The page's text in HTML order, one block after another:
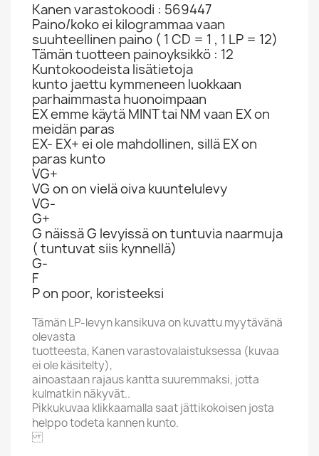
Kanen varastokoodi : 569447
Paino/koko ei kilogrammaa vaan
suuhteellinen paino ( 1 CD = 1 , 1 LP = 12)
Tämän tuotteen painoyksikkö : 12
Kuntokoodeista lisätietoja
kunto jaettu kymmeneen luokkaan
parhaimmasta huonoimpaan
EX emme käytä MINT tai NM vaan EX on
meidän paras
EX- EX+ ei ole mahdollinen, sillä EX on
paras kunto
VG+
VG on on vielä oiva kuuntelulevy
VG-
G+
G näissä G levyissä on tuntuvia naarmuja
( tuntuvat siis kynnellä)
G-
F
P on poor, koristeeksi
Tämän LP-levyn kansikuva on kuvattu myytävänä
olevasta
tuotteesta, Kanen varastovalaistuksessa (kuvaa
ei ole käsitelty),
ainoastaan rajaus kantta suuremmaksi, jotta
kulmatkin näkyvät..
Pikkukuvaa klikkaamalla saat jättikokoisen josta
helppo todeta kannen kunto.